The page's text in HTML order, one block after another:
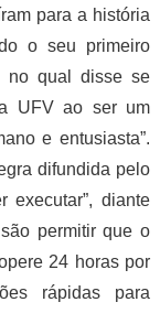
para a história
o seu primeiro
no qual disse se
UFV ao ser um
e entusiasta”.
difundida pelo
executar”, diante
permitir que o
24 horas por
rápidas para